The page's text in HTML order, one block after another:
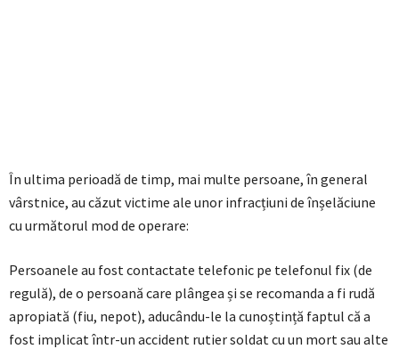
În ultima perioadă de timp, mai multe persoane, în general
vârstnice, au căzut victime ale unor infracțiuni de înșelăciune
cu următorul mod de operare:
Persoanele au fost contactate telefonic pe telefonul fix (de
regulă), de o persoană care plângea și se recomanda a fi rudă
apropiată (fiu, nepot), aducându-le la cunoștință faptul că a
fost implicat într-un accident rutier soldat cu un mort sau alte